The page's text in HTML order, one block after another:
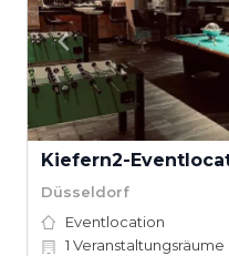
Kiefern2-
Düsseldorf
Eventlocation
1 Veranstaltungsräume